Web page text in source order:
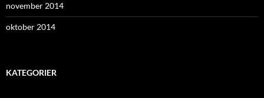
november 2014
oktober 2014
KATEGORIER